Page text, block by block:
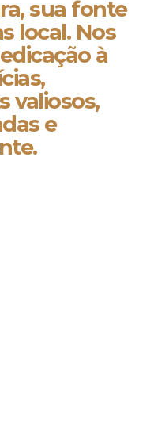
sua fonte
local. Nos
à
valiosos,
e